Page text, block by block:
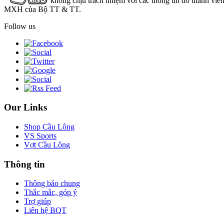
MXH của Bộ TT & TT.
Follow us
Our Links
Shop Cầu Lông
VS Sports
Vợt Cầu Lông
Thông tin
Thông báo chung
Thắc mắc, góp ý
Trợ giúp
Liên hệ BQT